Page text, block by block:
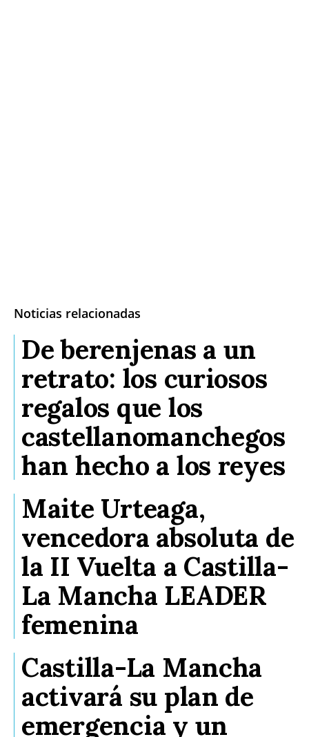
Noticias relacionadas
De berenjenas a un
retrato: los curiosos
regalos que los
castellanomanchegos
han hecho a los reyes
Maite Urteaga,
vencedora absoluta de
la II Vuelta a Castilla-
La Mancha LEADER
femenina
Castilla-La Mancha
activará su plan de
emergencia y un